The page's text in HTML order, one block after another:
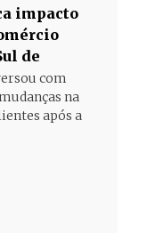
impacto
de
com
na
após a